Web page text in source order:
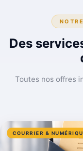
Des
Toutes nos offres
COURRIER &